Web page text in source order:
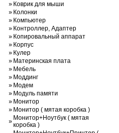
» Коврик для мыши
» Колонки
» Компьютер
» Контроллер, Адаптер
» Копировальный аппарат
» Корпус
» Кулер
» Материнская плата
» Мебель
» Моддинг
» Модем
» Модуль памяти
» Монитор
» Монитор ( мятая коробка )
» Монитор+Ноутбук ( мятая
коробка )